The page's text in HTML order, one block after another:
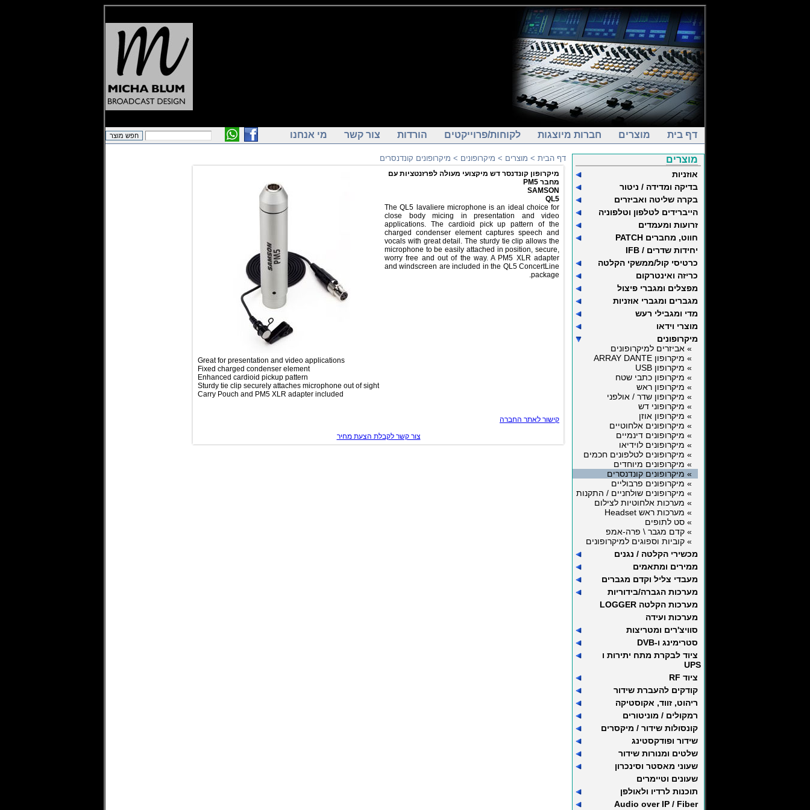
דף בית מוצרים חברות מיוצגות לקוחות/פרוייקטים הורדות צור קשר מי אנחנו
מוצרים
אוזניות
בדיקה ומדידה / ניטור
בקרה שליטה ואביזרים
הייברידים לטלפון וטלפוניה
זרועות ומעמדים
חווט, מחברים PATCH
יחידות שדרים / IFB
כרטיסי קול/ממשקי הקלטה
כריזה ואינטרקום
מפצלים ומגברי פיצול
מגברים ומגברי אוזניות
מדי ומגבילי רעש
מוצרי וידאו
מיקרופונים
» אביזרים למיקרופונים
» מיקרופון ARRAY DANTE
» מיקרופון USB
» מיקרופון כתבי שטח
» מיקרופון ראש
» מיקרופון שדר / אולפני
» מיקרופוני דש
» מיקרופון אוזן
» מיקרופונים אלחוטיים
» מיקרופונים דינמיים
» מיקרופונים לוידיאו
» מיקרופונים לטלפונים חכמים
» מיקרופונים מיוחדים
» מיקרופונים קונדנסרים
» מיקרופונים פרבוליים
» מיקרופונים שולחניים / התקנות
» מערכות אלחוטיות לצילום
» מערכות ראש Headset
» סט לתופים
» קדם מגבר \ פרה-אמפ
» קוביות וספוגים למיקרופונים
מכשירי הקלטה / נגנים
ממירים ומתאמים
מעבדי צליל וקדם מגברים
מערכות הגברה/בידוריות
מערכות הקלטה LOGGER
מערכות ועידה
סוויצ'רים ומטריצות
סטרימינג ו-DVB
ציוד לבקרת מתח יתירות ו
UPS
ציוד RF
קודקים להעברת שידור
ריהוט, זווד, אקוסטיקה
רמקולים / מוניטורים
קונסולות שידור / מיקסרים
שידור ופודקסטינג
שלטים ומנורות שידור
שעוני מאסטר וסינכרון
שעונים וטיימרים
תוכנות לרדיו ולאולפן
Audio over IP / Fiber
דף הבית > מוצרים > מיקרופונים > מיקרופונים קונדנסרים
מיקרופון קונדנסר דש מיקצועי מעולה לפרזנטציות עם
מחבר PM5
SAMSON
QL5
The QL5 lavaliere microphone is an ideal choice for
close body micing in presentation and video
applications. The cardioid pick up pattern of the
charged condenser element captures speech and
vocals with great detail. The sturdy tie clip allows the
microphone to be easily attached in position, secure,
worry free and out of the way. A PM5 XLR adapter
and windscreen are included in the QL5 ConcertLine
package.
Great for presentation and video applications
Fixed charged condenser element
Enhanced cardioid pickup pattern
Sturdy tie clip securely attaches microphone out of sight
Carry Pouch and PM5 XLR adapter included
קישור לאתר החברה
צור קשר לקבלת הצעת מחיר